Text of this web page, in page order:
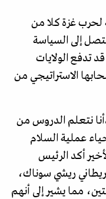
لحرب غزة كلا من
إلى السياسة
قد تدفع الولايات
الاستراتيجي من
نتعلم الدروس من
عملية السلام
أكد الرئيس
ريشي سوناك،
مما يشير إلى أنهم